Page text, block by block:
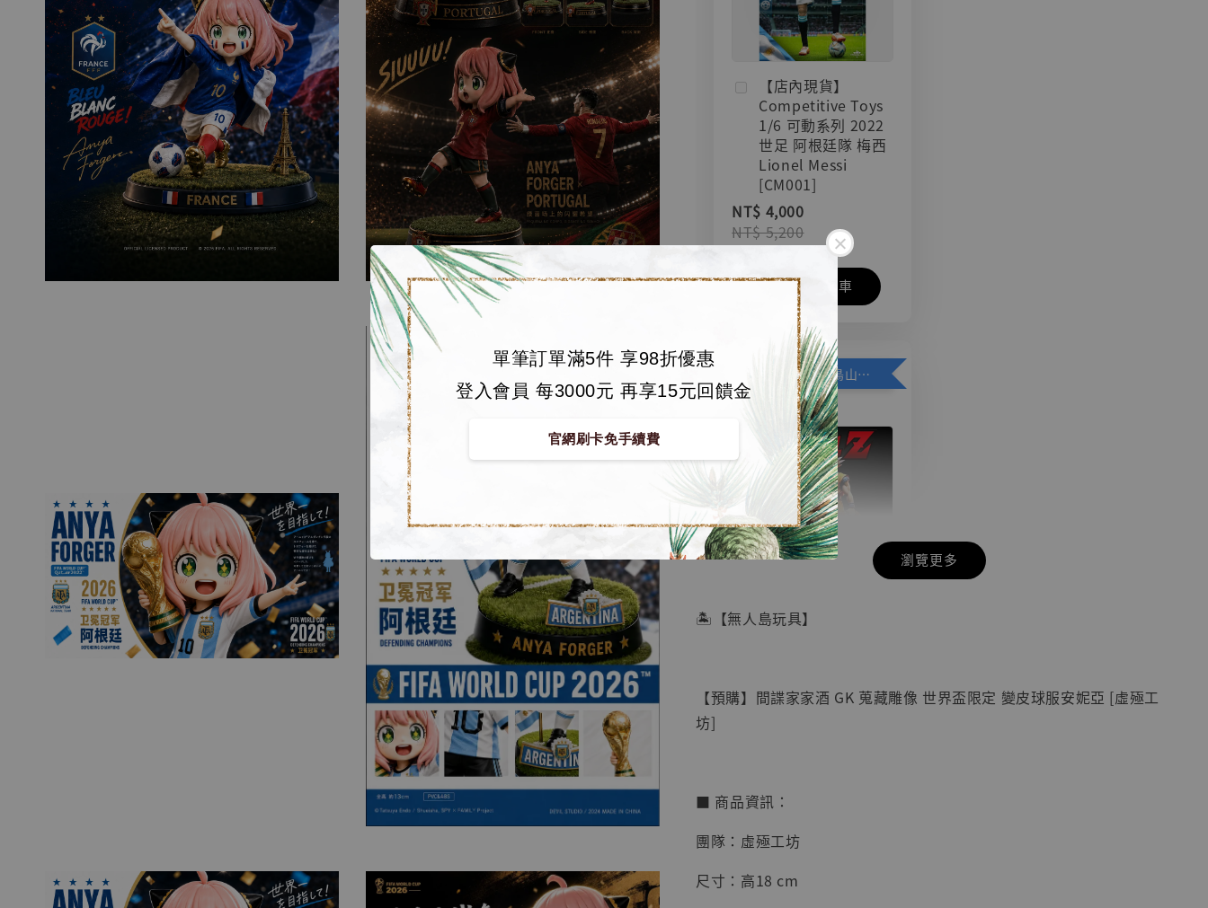
單筆訂單滿5件 享98折優惠
登入會員 每3000元 再享15元回饋金
官網刷卡免手續費
【店內現貨】
Competitive Toys
1/6 可動系列 2022
世足 阿根廷隊 梅西
Lionel Messi
[CM001]
NT$ 4,000
NT$ 5,200
加入購物車
加購優惠【悟空 鳥山明紀念款 [奇蹟工作室]】
【店內現貨】七龍珠
系列蒐藏雕像 悟空
NT$ 4,280
- +
瀏覽更多
🏝【無人島玩具】
【預購】間諜家家酒 GK 蒐藏雕像 世界盃限定 變皮球服安妮亞 [虛殛工
坊]
■ 商品資訊：
團隊：虛殛工坊
尺寸：高18 cm